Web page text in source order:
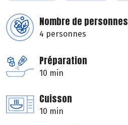
Nombre de personnes
4 personnes
Préparation
10 min
Cuisson
10 min